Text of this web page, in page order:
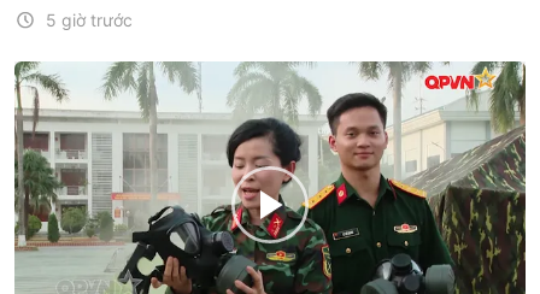
5 giờ trước